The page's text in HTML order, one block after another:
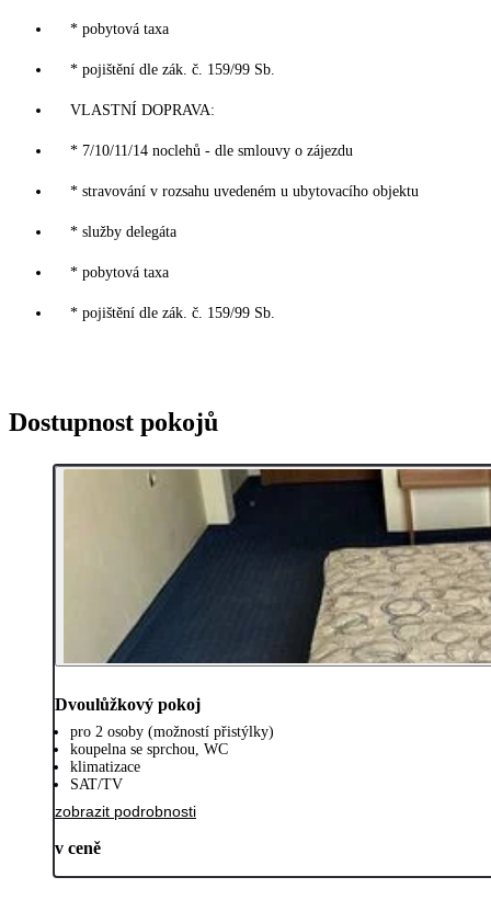
* pobytová taxa
* pojištění dle zák. č. 159/99 Sb.
VLASTNÍ DOPRAVA:
* 7/10/11/14 noclehů - dle smlouvy o zájezdu
* stravování v rozsahu uvedeném u ubytovacího objektu
* služby delegáta
* pobytová taxa
* pojištění dle zák. č. 159/99 Sb.
Dostupnost pokojů
Dvoulůžkový pokoj
pro 2 osoby (možností přistýlky)
koupelna se sprchou, WC
klimatizace
SAT/TV
zobrazit podrobnosti
v ceně